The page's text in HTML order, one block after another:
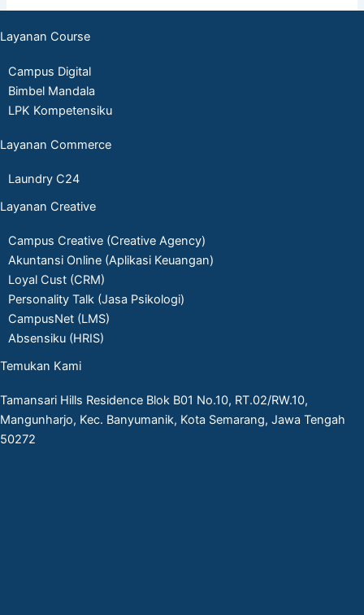
Layanan Course
Campus Digital
Bimbel Mandala
LPK Kompetensiku
Layanan Commerce
Laundry C24
Layanan Creative
Campus Creative (Creative Agency)
Akuntansi Online (Aplikasi Keuangan)
Loyal Cust (CRM)
Personality Talk (Jasa Psikologi)
CampusNet (LMS)
Absensiku (HRIS)
Temukan Kami
Tamansari Hills Residence Blok B01 No.10, RT.02/RW.10,
Mangunharjo, Kec. Banyumanik, Kota Semarang, Jawa Tengah
50272